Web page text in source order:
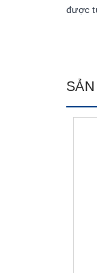
được